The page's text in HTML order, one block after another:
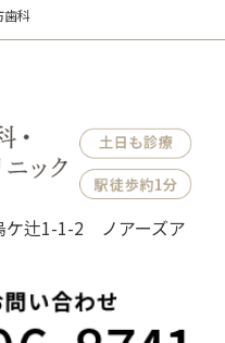
歯科
ケ辻1-1-2 ノアーズア